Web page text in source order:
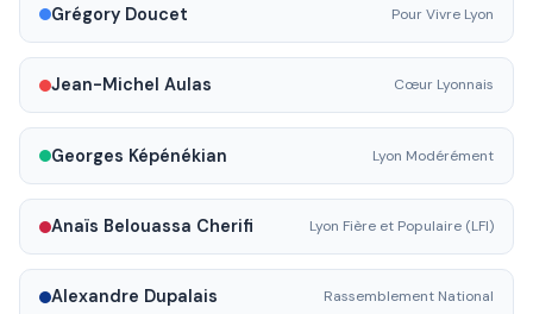
Grégory Doucet Pour Vivre Lyon
Jean-Michel Aulas Cœur Lyonnais
Georges Képénékian Lyon Modérément
Anaïs Belouassa Cherifi Lyon Fière et Populaire (LFI)
Alexandre Dupalais Rassemblement National